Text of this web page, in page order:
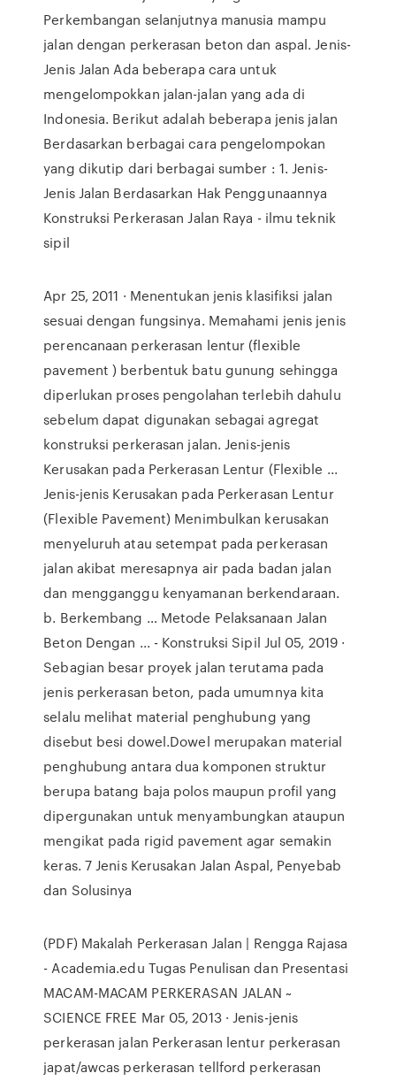
Perkembangan selanjutnya manusia mampu
jalan dengan perkerasan beton dan aspal. Jenis-
Jenis Jalan Ada beberapa cara untuk
mengelompokkan jalan-jalan yang ada di
Indonesia. Berikut adalah beberapa jenis jalan
Berdasarkan berbagai cara pengelompokan
yang dikutip dari berbagai sumber : 1. Jenis-
Jenis Jalan Berdasarkan Hak Penggunaannya
Konstruksi Perkerasan Jalan Raya - ilmu teknik
sipil
Apr 25, 2011 · Menentukan jenis klasifiksi jalan
sesuai dengan fungsinya. Memahami jenis jenis
perencanaan perkerasan lentur (flexible
pavement ) berbentuk batu gunung sehingga
diperlukan proses pengolahan terlebih dahulu
sebelum dapat digunakan sebagai agregat
konstruksi perkerasan jalan. Jenis-jenis
Kerusakan pada Perkerasan Lentur (Flexible ...
Jenis-jenis Kerusakan pada Perkerasan Lentur
(Flexible Pavement) Menimbulkan kerusakan
menyeluruh atau setempat pada perkerasan
jalan akibat meresapnya air pada badan jalan
dan mengganggu kenyamanan berkendaraan.
b. Berkembang … Metode Pelaksanaan Jalan
Beton Dengan ... - Konstruksi Sipil Jul 05, 2019 ·
Sebagian besar proyek jalan terutama pada
jenis perkerasan beton, pada umumnya kita
selalu melihat material penghubung yang
disebut besi dowel.Dowel merupakan material
penghubung antara dua komponen struktur
berupa batang baja polos maupun profil yang
dipergunakan untuk menyambungkan ataupun
mengikat pada rigid pavement agar semakin
keras. 7 Jenis Kerusakan Jalan Aspal, Penyebab
dan Solusinya
(PDF) Makalah Perkerasan Jalan | Rengga Rajasa
- Academia.edu Tugas Penulisan dan Presentasi
MACAM-MACAM PERKERASAN JALAN ~
SCIENCE FREE Mar 05, 2013 · Jenis-jenis
perkerasan jalan Perkerasan lentur perkerasan
japat/awcas perkerasan tellford perkerasan